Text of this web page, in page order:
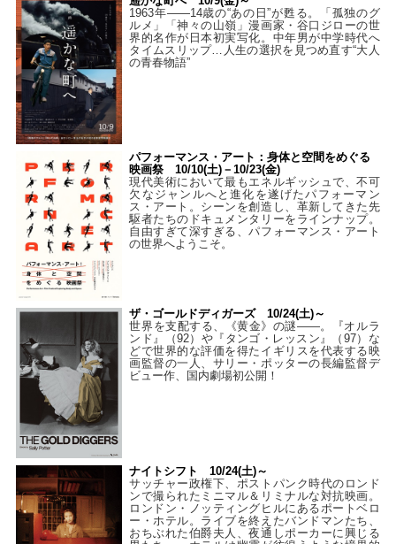
1963年――14歳の“あの日”が甦る。「孤独のグ
ルメ」「神々の山嶺」漫画家・谷口ジローの世
界的名作が日本初実写化。中年男が中学時代へ
タイムスリップ…人生の選択を見つめ直す“大人
の青春物語”
パフォーマンス・アート：身体と空間をめぐる
映画祭 10/10(土)－10/23(金)
現代美術において最もエネルギッシュで、不可
欠なジャンルへと進化を遂げたパフォーマン
ス・アート。シーンを創造し、革新してきた先
駆者たちのドキュメンタリーをラインナップ。
自由すぎて深すぎる、パフォーマンス・アート
の世界へようこそ。
ザ・ゴールドディガーズ 10/24(土)～
世界を支配する、《黄金》の謎――。『オルラ
ンド』（92）や『タンゴ・レッスン』（97）な
どで世界的な評価を得たイギリスを代表する映
画監督の一人、サリー・ポッターの長編監督デ
ビュー作、国内劇場初公開！
ナイトシフト 10/24(土)～
サッチャー政権下、ポストパンク時代のロンド
ンで撮られたミニマル＆リミナルな対抗映画。
ロンドン・ノッティングヒルにあるポートベロ
ー・ホテル。ライブを終えたバンドマンたち、
おちぶれた伯爵夫人、夜通しポーカーに興じる